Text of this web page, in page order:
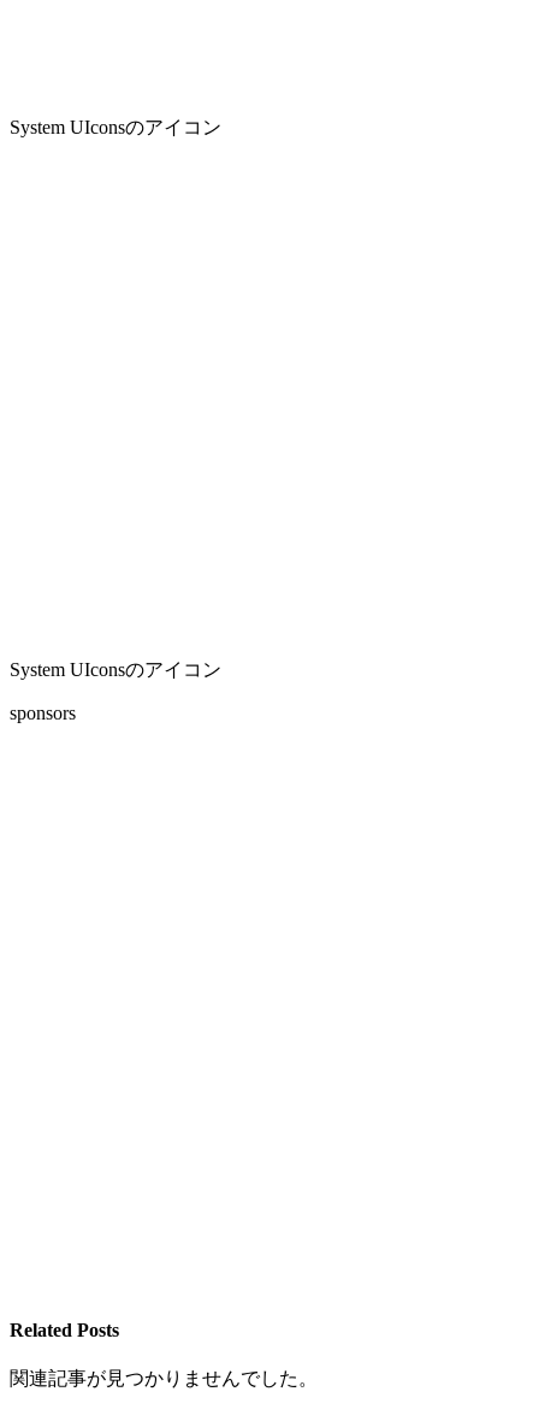
System UIconsのアイコン
System UIconsのアイコン
sponsors
Related Posts
関連記事が見つかりませんでした。